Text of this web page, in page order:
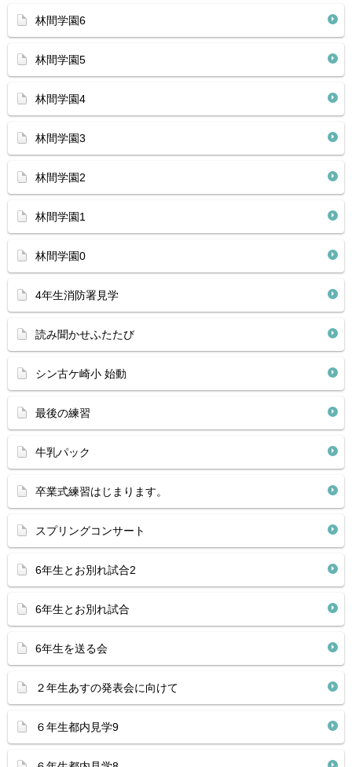
林間学園6
林間学園5
林間学園4
林間学園3
林間学園2
林間学園1
林間学園0
4年生消防署見学
読み聞かせふたたび
シン古ケ崎小 始動
最後の練習
牛乳パック
卒業式練習はじまります。
スプリングコンサート
6年生とお別れ試合2
6年生とお別れ試合
6年生を送る会
２年生あすの発表会に向けて
６年生都内見学9